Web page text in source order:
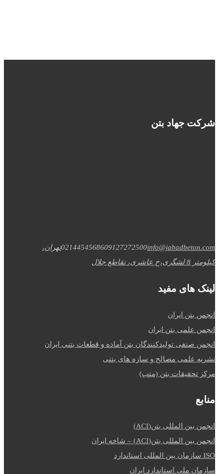
شرکت جهاد بتن
0214454568609127272500info@jahadbeton.com
تهران،
کیلومتر 8 لشگری،خ عاشری، تقاطع جلال
لینک های مفید
انجمن بتن ایران
انجمن علمی بتن ایران
انجمن صنفی تولیدکنندگان بتن آماده و قطعات بتنی ایران
نشریه علمی مصالح و سازه های بتنی
مرکز تحقیقات بتن (متب)
منابع
انجمن بین المللی بتن(ACI)
انجمن بین المللی بتن(ACI) – شاخه ایران
ISO سازمان بین المللی استاندارد
سازمان ملی استاندارد ایران